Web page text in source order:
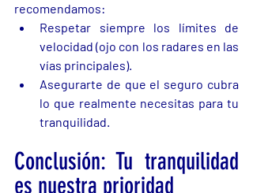
recomendamos:
Respetar siempre los límites de
velocidad (ojo con los radares en las
vías principales).
Asegurarte de que el seguro cubra
lo que realmente necesitas para tu
tranquilidad.
Conclusión: Tu tranquilidad
es nuestra prioridad